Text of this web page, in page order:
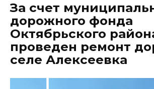
За счет
дорожного фонда
Октябрьского
проведен ремонт
селе Алексеевка